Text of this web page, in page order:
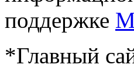
поддержке
*Главный